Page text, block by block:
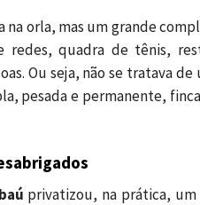
orla, mas um grande
redes, quadra de tênis,
Ou seja, não se tratava
pesada e permanente,
privatizou, na prática,